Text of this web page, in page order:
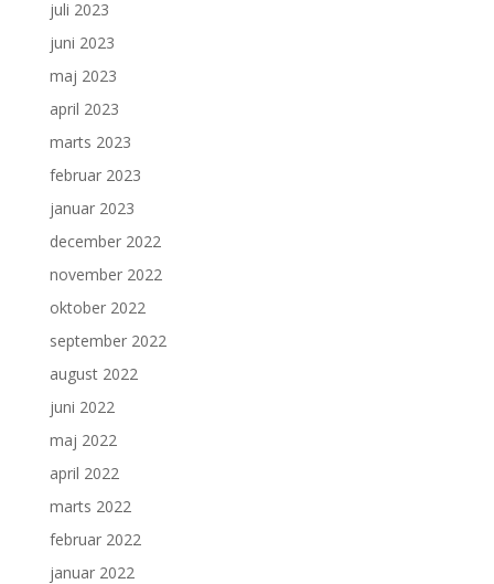
juli 2023
juni 2023
maj 2023
april 2023
marts 2023
februar 2023
januar 2023
december 2022
november 2022
oktober 2022
september 2022
august 2022
juni 2022
maj 2022
april 2022
marts 2022
februar 2022
januar 2022